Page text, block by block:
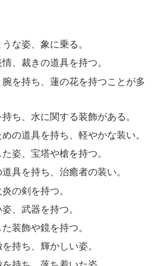
うな姿、象に乗る。
情、裁きの道具を持つ。
腕を持ち、蓮の花を持つことが多
持ち、水に関する装飾がある。
めの道具を持ち、軽やかな装い。
た姿、宝塔や槍を持つ。
道具を持ち、治癒者の装い。
の剣を持つ。
姿、武器を持つ。
た装飾や鏡を持つ。
を持ち、輝かしい姿。